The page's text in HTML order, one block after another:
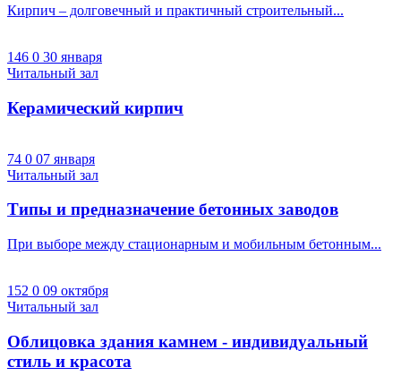
Кирпич – долговечный и практичный строительный...
146 0 30 января
Читальный зал
Керамический кирпич
74 0 07 января
Читальный зал
Типы и предназначение бетонных заводов
При выборе между стационарным и мобильным бетонным...
152 0 09 октября
Читальный зал
Облицовка здания камнем - индивидуальный
стиль и красота